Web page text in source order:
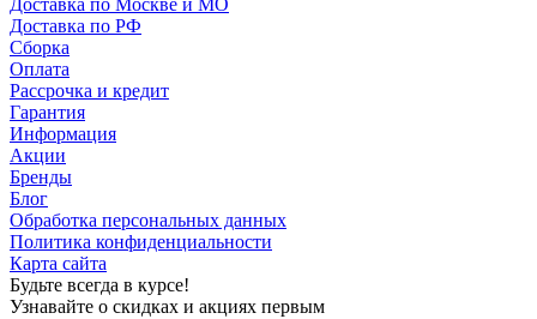
Доставка по Москве и МО
Доставка по РФ
Сборка
Оплата
Рассрочка и кредит
Гарантия
Информация
Акции
Бренды
Блог
Обработка персональных данных
Политика конфиденциальности
Карта сайта
Будьте всегда в курсе!
Узнавайте о скидках и акциях первым